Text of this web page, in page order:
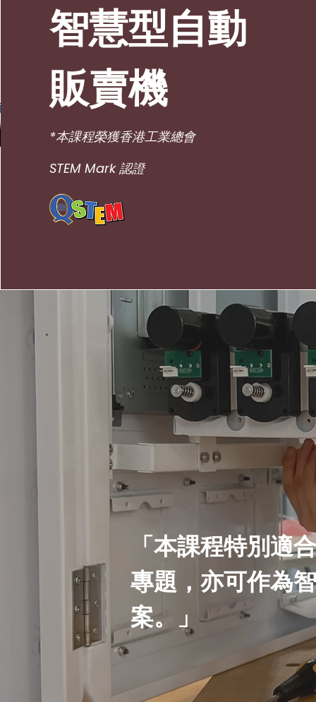
智慧型自動
販賣機
*本課程榮獲香港工業總會
STEM Mark 認證
「本課程特別適
專題，亦可作為
案。」